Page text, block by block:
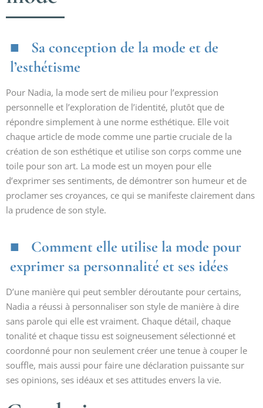
Sa conception de la mode et de
l’esthétisme
Pour Nadia, la mode sert de milieu pour l’expression
personnelle et l’exploration de l’identité, plutôt que de
répondre simplement à une norme esthétique. Elle voit
chaque article de mode comme une partie cruciale de la
création de son esthétique et utilise son corps comme une
toile pour son art. La mode est un moyen pour elle
d’exprimer ses sentiments, de démontrer son humeur et de
proclamer ses croyances, ce qui se manifeste clairement dans
la prudence de son style.
Comment elle utilise la mode pour
exprimer sa personnalité et ses idées
D’une manière qui peut sembler déroutante pour certains,
Nadia a réussi à personnaliser son style de manière à dire
sans parole qui elle est vraiment. Chaque détail, chaque
tonalité et chaque tissu est soigneusement sélectionné et
coordonné pour non seulement créer une tenue à couper le
souffle, mais aussi pour faire une déclaration puissante sur
ses opinions, ses idéaux et ses attitudes envers la vie.